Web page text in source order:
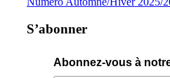
S’abonner
Abonnez-vous à